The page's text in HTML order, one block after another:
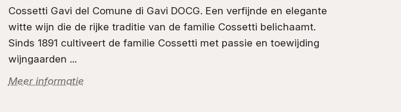
Cossetti Gavi del Comune di Gavi DOCG. Een verfijnde en elegante
witte wijn die de rijke traditie van de familie Cossetti belichaamt.
Sinds 1891 cultiveert de familie Cossetti met passie en toewijding
wijngaarden ...
Meer informatie